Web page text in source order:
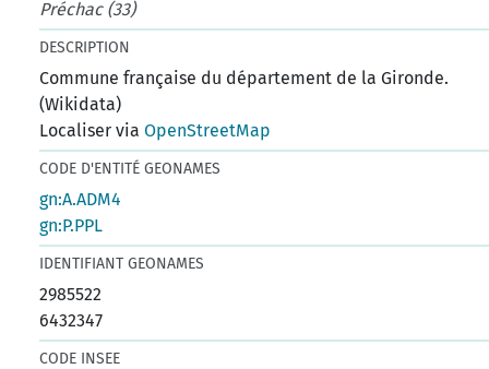
Préchac (33)
DESCRIPTION
Commune française du département de la Gironde.
(Wikidata)
Localiser viaOpenStreetMap
CODE D'ENTITÉ GEONAMES
gn:A.ADM4
gn:P.PPL
IDENTIFIANT GEONAMES
2985522
6432347
CODE INSEE